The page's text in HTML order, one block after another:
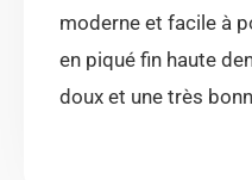
moderne et facile à
en piqué fin haute
doux et une très